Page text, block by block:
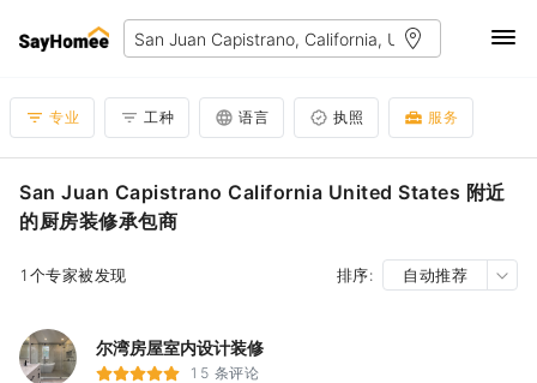
专业 工种 语言 执照 服务
San Juan Capistrano California United States 附近
的厨房装修承包商
1个专家被发现 排序: 自动推荐
尔湾房屋室内设计装修
15 条评论